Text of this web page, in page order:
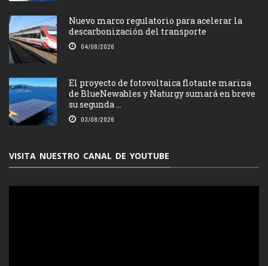
Nuevo marco regulatorio para acelerar la
descarbonización del transporte
04/08/2026
El proyecto de fotovoltaica flotante marina
de BlueNewables y Naturgy sumará en breve
su segunda ...
03/08/2026
VISITA NUESTRO CANAL DE YOUTUBE